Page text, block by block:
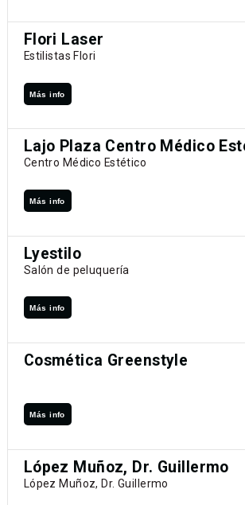
Flori Laser
Estilistas Flori
Más info
Lajo Plaza Centro Médico
Centro Médico Estético
Más info
Lyestilo
Salón de peluquería
Más info
Cosmética Greenstyle
Más info
López Muñoz, Dr. Guillermo
López Muñoz, Dr. Guillermo